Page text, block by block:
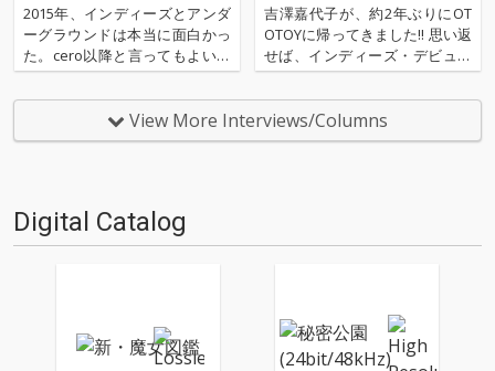
2015年、インディーズとアンダ
ーグラウンドは本当に面白かっ
た。cero以降と言ってもよいだ
ろうYogee New Waves、never
young beach、Suchmos等の良
質な日本語ロック勢だけでな
く、YOUR ROMANCE、YKIKI B
ー掲載
吉澤嘉代子が、約2年ぶりにOT
OTOYに帰ってきました!! 思い返
せば、インディーズ・デビュー
作『魔女図鑑』のリリースにあ
たり、''ほぼ未成年座談会''、Ust
ream番組「吉澤嘉代子の魔女修
行 出張編」など、一緒に並走し
View More Interviews/Columns
Digital Catalog